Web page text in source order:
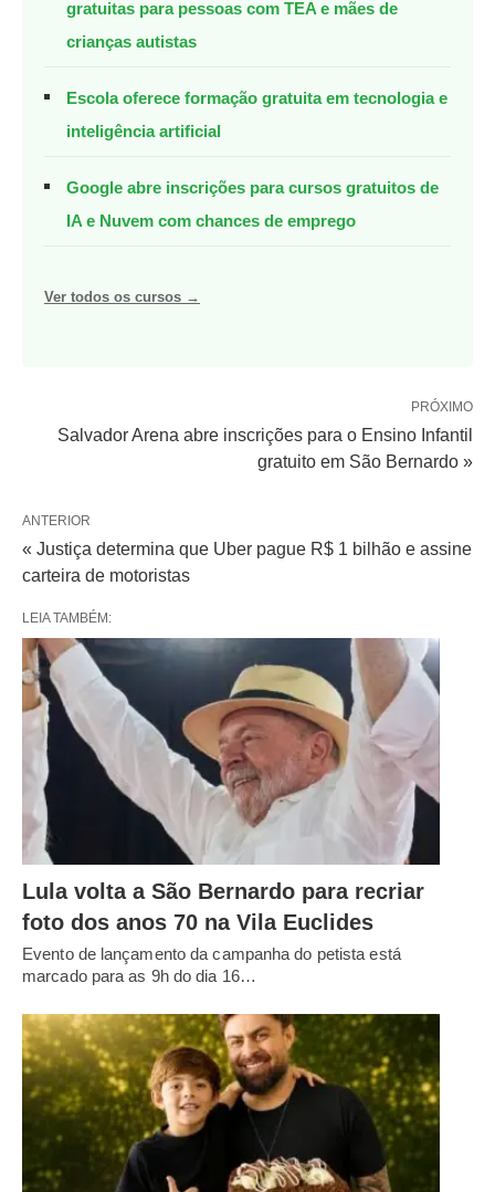
gratuitas para pessoas com TEA e mães de
crianças autistas
Escola oferece formação gratuita em tecnologia e
inteligência artificial
Google abre inscrições para cursos gratuitos de
IA e Nuvem com chances de emprego
Ver todos os cursos →
PRÓXIMO
Salvador Arena abre inscrições para o Ensino Infantil
gratuito em São Bernardo »
ANTERIOR
« Justiça determina que Uber pague R$ 1 bilhão e assine
carteira de motoristas
LEIA TAMBÉM:
Lula volta a São Bernardo para recriar
foto dos anos 70 na Vila Euclides
Evento de lançamento da campanha do petista está
marcado para as 9h do dia 16…